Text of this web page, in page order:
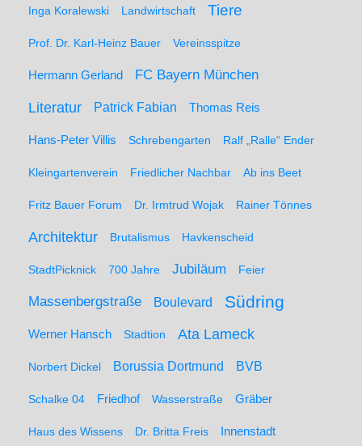
Inga Koralewski Landwirtschaft Tiere
Prof. Dr. Karl-Heinz Bauer Vereinsspitze
Hermann Gerland FC Bayern München
Literatur Patrick Fabian Thomas Reis
Hans-Peter Villis Schrebengarten Ralf „Ralle“ Ender
Kleingartenverein Friedlicher Nachbar Ab ins Beet
Fritz Bauer Forum Dr. Irmtrud Wojak Rainer Tönnes
Architektur Brutalismus Havkenscheid
StadtPicknick 700 Jahre Jubiläum Feier
Massenbergstraße Boulevard Südring
Werner Hansch Stadtion Ata Lameck
Norbert Dickel Borussia Dortmund BVB
Schalke 04 Friedhof Wasserstraße Gräber
Haus des Wissens Dr. Britta Freis Innenstadt